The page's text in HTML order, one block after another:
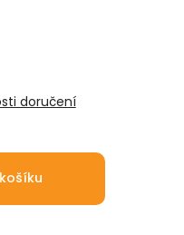
doručení